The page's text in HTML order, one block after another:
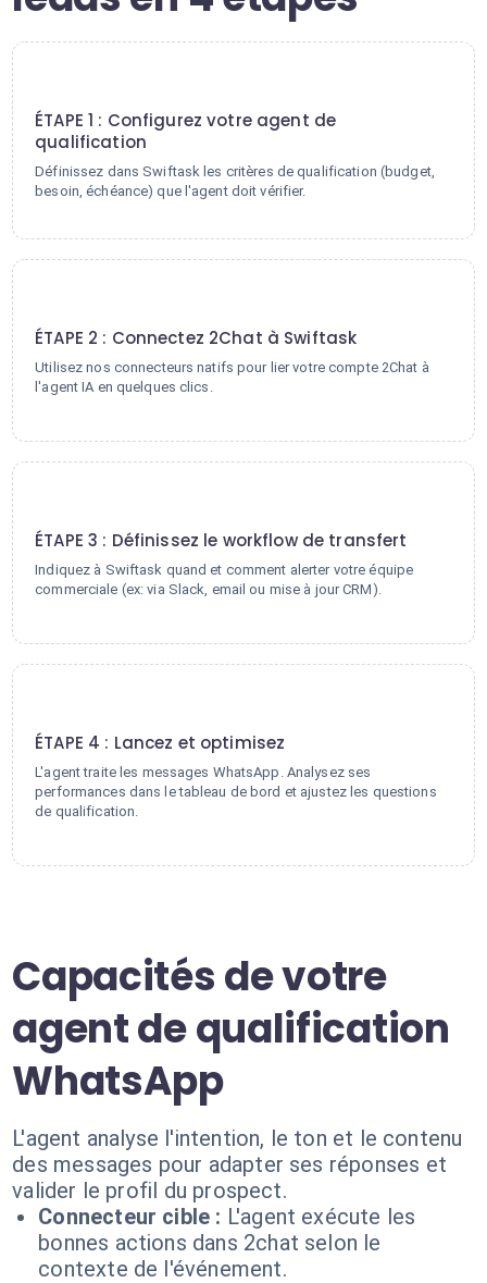
ÉTAPE 1 : Configurez votre agent de
qualification
Définissez dans Swiftask les critères de qualification (budget,
besoin, échéance) que l'agent doit vérifier.
ÉTAPE 2 : Connectez 2Chat à Swiftask
Utilisez nos connecteurs natifs pour lier votre compte 2Chat à
l'agent IA en quelques clics.
ÉTAPE 3 : Définissez le workflow de transfert
Indiquez à Swiftask quand et comment alerter votre équipe
commerciale (ex: via Slack, email ou mise à jour CRM).
ÉTAPE 4 : Lancez et optimisez
L'agent traite les messages WhatsApp. Analysez ses
performances dans le tableau de bord et ajustez les questions
de qualification.
Capacités de votre
agent de qualification
WhatsApp
L'agent analyse l'intention, le ton et le contenu
des messages pour adapter ses réponses et
valider le profil du prospect.
Connecteur cible : L'agent exécute les
bonnes actions dans 2chat selon le
contexte de l'événement.